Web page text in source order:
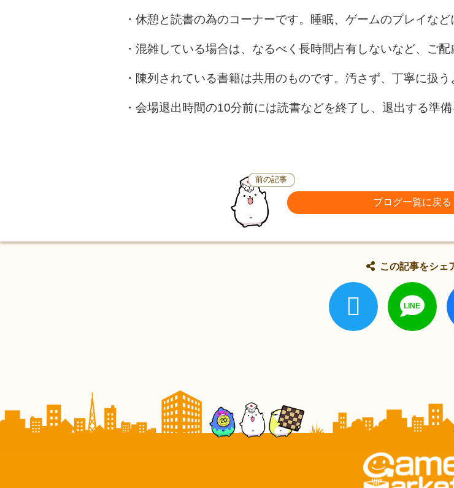
・休憩と読書の為のコーナーです。睡眠、ゲームのプレイなど
・混雑している場合は、なるべく長時間占有しないなど、ご配
・陳列されている書籍は共用のものです。汚さず、丁寧に扱う
・会場退出時間の10分前には読書などを終了し、退出する準備
前の記事
ブログ一覧に戻る
この記事をシェ